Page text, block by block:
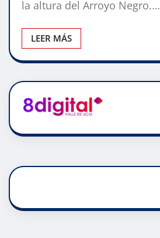
la altura del Arroyo Negro.…
LEER MÁS